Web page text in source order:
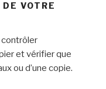
VOTRE
contrôler
et vérifier que
ou d’une copie.